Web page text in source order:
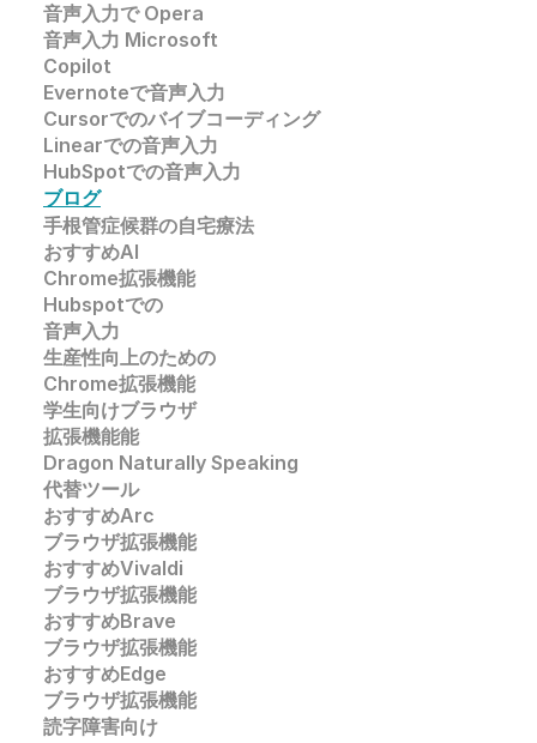
音声入力で Opera
音声入力 Microsoft
Copilot
Evernoteで音声入力
Cursorでのバイブコーディング
Linearでの音声入力
HubSpotでの音声入力
ブログ
手根管症候群の自宅療法
おすすめAI
Chrome拡張機能
Hubspotでの
音声入力
生産性向上のための
Chrome拡張機能
学生向けブラウザ
拡張機能能
Dragon Naturally Speaking
代替ツール
おすすめArc
ブラウザ拡張機能
おすすめVivaldi
ブラウザ拡張機能
おすすめBrave
ブラウザ拡張機能
おすすめEdge
ブラウザ拡張機能
読字障害向け